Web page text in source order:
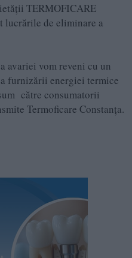
TERMOFICARE
lucrările de eliminare a
avariei vom reveni cu un
furnizării energiei termice
către consumatorii
Termoficare Constanța.